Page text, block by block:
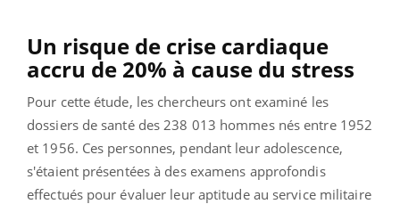
Un risque de crise cardiaque
accru de 20% à cause du stress
Pour cette étude, les chercheurs ont examiné les
dossiers de santé des 238 013 hommes nés entre 1952
et 1956. Ces personnes, pendant leur adolescence,
s'étaient présentées à des examens approfondis
effectués pour évaluer leur aptitude au service militaire